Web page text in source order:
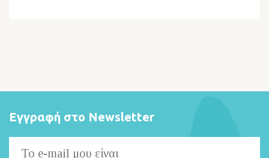
Εγγραφή στο Newsletter